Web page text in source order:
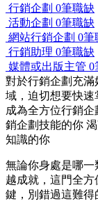
行銷企劃 0筆職缺
活動企劃 0筆職缺
網站行銷企劃 0筆
行銷助理 0筆職缺
媒體或出版主管 0
對於行銷企劃充
域，迫切想要快
成為全方位行銷
銷企劃技能的你
知識的你
無論你身處是哪
越成就，這門全
鍵，別錯過這難